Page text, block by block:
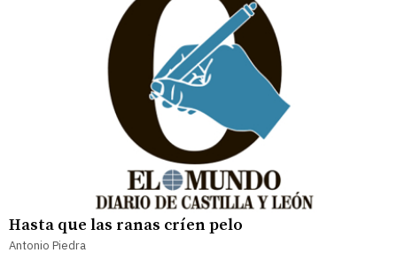
Hasta que las ranas críen pelo
Antonio Piedra